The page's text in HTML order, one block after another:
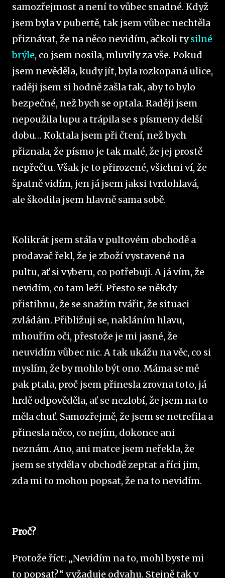
samozřejmost a není to vůbec snadné. Když
jsem byla v pubertě, tak jsem vůbec nechtěla
přiznávat, že na něco nevidím, ačkoli tysilné
brýle, co jsem nosila, mluvily za vše. Pokud
jsem nevěděla, kudy jít, byla rozkopaná ulice,
raději jsem si hodně zašla tak, aby to bylo
bezpečné, než bych se optala. Raději jsem
nepoužila lupu a trápila se s písmeny delší
dobu… Koktala jsem při čtení, než bych
přiznala, že písmo je tak malé, že jej prostě
nepřečtu. Však je to přirozené, všichni ví, že
špatně vidím, jen já jsem jaksi tvrdohlavá,
ale škodila jsem hlavně sama sobě.
Kolikrát jsem stála v pultovém obchodě a
prodavač řekl, že je zboží vystavené na
pultu, ať si vyberu, co potřebuji. A já vím, že
nevidím, co tam leží. Přesto se někdy
přistihnu, že se snažím tvářit, že situaci
zvládám. Přibližuji se, nakláním hlavu,
mhouřím oči, přestože je mi jasné, že
neuvidím vůbec nic. A tak ukážu na věc, co si
myslím, že by mohlo být ono. Máma se mě
pak ptala, proč jsem přinesla zrovna toto, já
hrdě odpověděla, ať se nezlobí, že jsem na to
měla chuť. Samozřejmě, že jsem se netrefila a
přinesla něco, co nejím, dokonce ani
neznám. Ano, ani matce jsem neřekla, že
jsem se styděla v obchodě zeptat a říci jim,
zda mi to mohou popsat, že na to nevidím.
Proč?
Protože říct: „Nevidím na to, mohl byste mi
to popsat?“ vyžaduje odvahu. Stejně tak v